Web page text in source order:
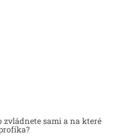
sami a na které